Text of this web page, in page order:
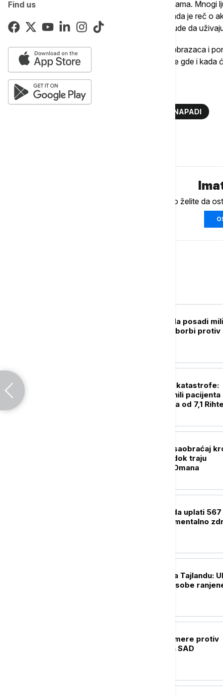
Find uskao globalno žarište za bliski susret s ajkulama. Mnogi
predstavljaju znatno veći rizik od drugih kada je reč o
statistički podaci ne bi trebalo da spreče ljude da
U istraživanju se navodi da razumevanje obrazaca i
plaža da donesu bezbednije odluke o tome gde i kada
Više o...
NAPADI
Ukoliko želite da
Singapur planira da posadi
stabala drveća, u borbi protiv
Herojstvo u senci katastrofe:
Hirurzi telima branili pacijenta
tokom zemljotresa od 7,1
Smanjen brodski saobraćaj
Ormuski moreuz dok traju
pregovori Irana i Omana
Sud naložio Meti da uplati 567
miliona dolara za mentalno
Pucnjava u školi na Tajlandu:
nastavnik, četiri osobe
Kina uvodi kontramere protiv
restriktivnih mera SAD